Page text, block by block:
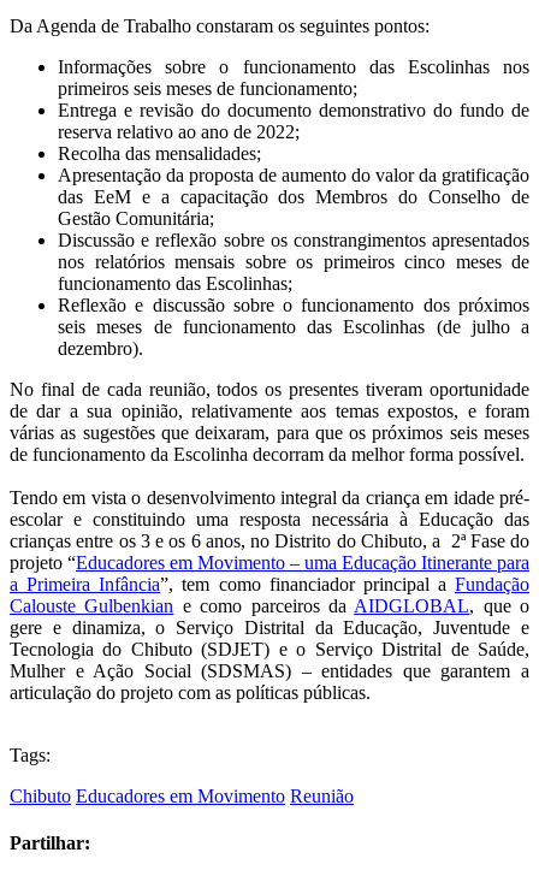
Da Agenda de Trabalho constaram os seguintes pontos:
Informações sobre o funcionamento das Escolinhas nos
primeiros seis meses de funcionamento;
Entrega e revisão do documento demonstrativo do fundo de
reserva relativo ao ano de 2022;
Recolha das mensalidades;
Apresentação da proposta de aumento do valor da gratificação
das EeM e a capacitação dos Membros do Conselho de
Gestão Comunitária;
Discussão e reflexão sobre os constrangimentos apresentados
nos relatórios mensais sobre os primeiros cinco meses de
funcionamento das Escolinhas;
Reflexão e discussão sobre o funcionamento dos próximos
seis meses de funcionamento das Escolinhas (de julho a
dezembro).
No final de cada reunião, todos os presentes tiveram oportunidade
de dar a sua opinião, relativamente aos temas expostos, e foram
várias as sugestões que deixaram, para que os próximos seis meses
de funcionamento da Escolinha decorram da melhor forma possível.
Tendo em vista o desenvolvimento integral da criança em idade pré-
escolar e constituindo uma resposta necessária à Educação das
crianças entre os 3 e os 6 anos, no Distrito do Chibuto, a 2ª Fase do
projeto “Educadores em Movimento – uma Educação Itinerante para
a Primeira Infância”, tem como financiador principal a Fundação
Calouste Gulbenkian e como parceiros da AIDGLOBAL, que o
gere e dinamiza, o Serviço Distrital da Educação, Juventude e
Tecnologia do Chibuto (SDJET) e o Serviço Distrital de Saúde,
Mulher e Ação Social (SDSMAS) – entidades que garantem a
articulação do projeto com as políticas públicas.
Tags:
Chibuto Educadores em Movimento Reunião
Partilhar: